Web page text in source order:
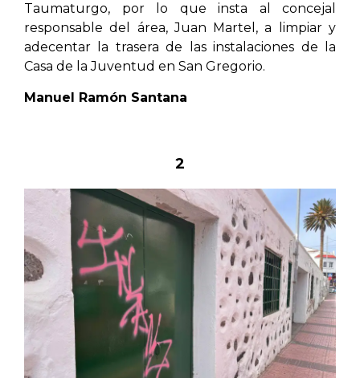
Taumaturgo, por lo que insta al concejal
responsable del área, Juan Martel, a limpiar y
adecentar la trasera de las instalaciones de la
Casa de la Juventud en San Gregorio.
Manuel Ramón Santana
2